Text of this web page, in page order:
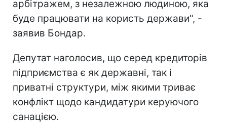
арбітражем, з незалежною людиною, яка
буде працювати на користь держави", -
заявив Бондар.
Депутат наголосив, що серед кредиторів
підприємства є як державні, так і
приватні структури, між якими триває
конфлікт щодо кандидатури керуючого
санацією.